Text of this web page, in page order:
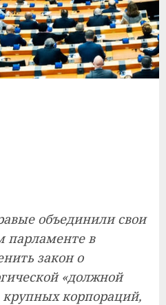
объединили свои
парламенте в
закон о
«должной
крупных корпораций,